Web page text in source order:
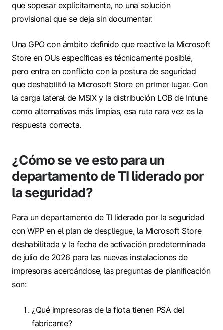
que sopesar explícitamente, no una solución
provisional que se deja sin documentar.
Una GPO con ámbito definido que reactive la Microsoft
Store en OUs específicas es técnicamente posible,
pero entra en conflicto con la postura de seguridad
que deshabilitó la Microsoft Store en primer lugar. Con
la carga lateral de MSIX y la distribución LOB de Intune
como alternativas más limpias, esa ruta rara vez es la
respuesta correcta.
¿Cómo se ve esto para un
departamento de TI liderado por
la seguridad?
Para un departamento de TI liderado por la seguridad
con WPP en el plan de despliegue, la Microsoft Store
deshabilitada y la fecha de activación predeterminada
de julio de 2026 para las nuevas instalaciones de
impresoras acercándose, las preguntas de planificación
son:
¿Qué impresoras de la flota tienen PSA del
fabricante?